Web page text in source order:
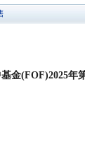
金(FOF)2025年